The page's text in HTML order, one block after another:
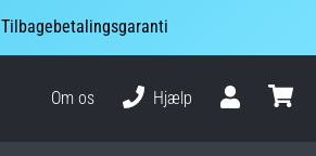
Tilbagebetalingsgaranti
Om os
Hjælp